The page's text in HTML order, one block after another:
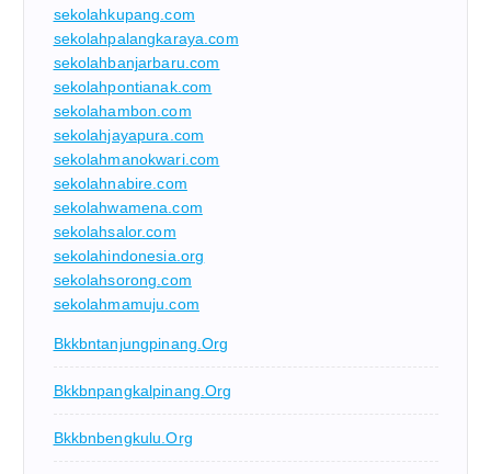
sekolahkupang.com
sekolahpalangkaraya.com
sekolahbanjarbaru.com
sekolahpontianak.com
sekolahambon.com
sekolahjayapura.com
sekolahmanokwari.com
sekolahnabire.com
sekolahwamena.com
sekolahsalor.com
sekolahindonesia.org
sekolahsorong.com
sekolahmamuju.com
Bkkbntanjungpinang.org
Bkkbnpangkalpinang.org
Bkkbnbengkulu.org